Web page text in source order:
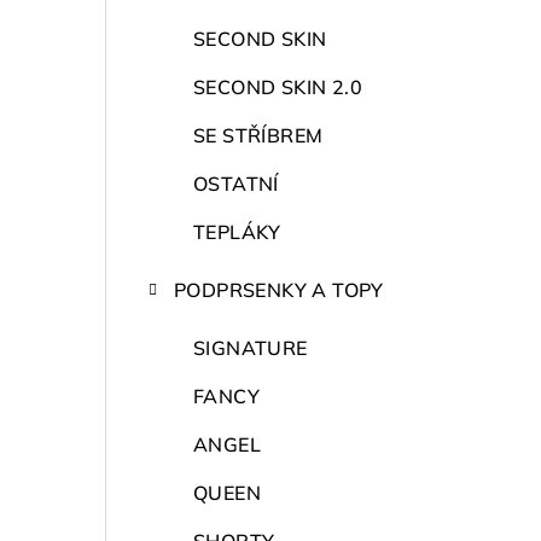
SECOND SKIN
SECOND SKIN 2.0
SE STŘÍBREM
OSTATNÍ
TEPLÁKY
PODPRSENKY A TOPY
SIGNATURE
FANCY
ANGEL
QUEEN